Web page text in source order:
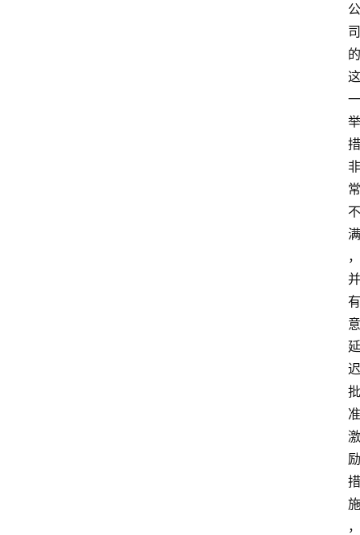
公
司
的
这
一
举
措
非
常
不
满
，
并
有
意
延
迟
批
准
激
励
措
施
，